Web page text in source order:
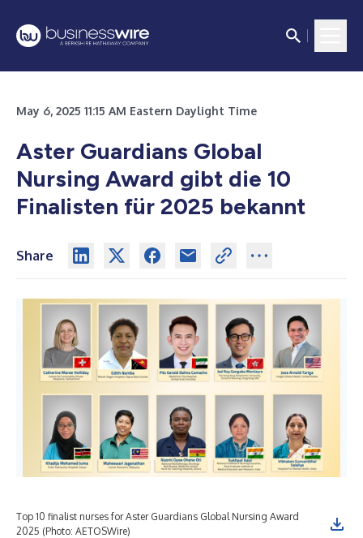
May 6, 2025 11:15 AM Eastern Daylight Time
Aster Guardians Global
Nursing Award gibt die 10
Finalisten für 2025 bekannt
Share
Top 10 finalist nurses for Aster Guardians Global Nursing Award
2025 (Photo: AETOSWire)